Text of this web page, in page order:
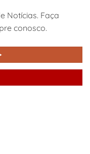
Notícias. Faça
conosco.